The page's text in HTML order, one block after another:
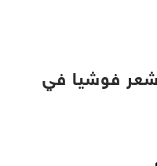
فوشيا في